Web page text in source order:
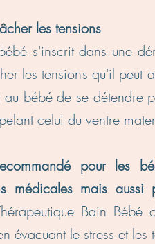
les tensions
s'inscrit dans une
les tensions qu'il peut
bébé de se détendre
celui du ventre
pour les
médicales mais aussi
Bain
évacuant le stress et